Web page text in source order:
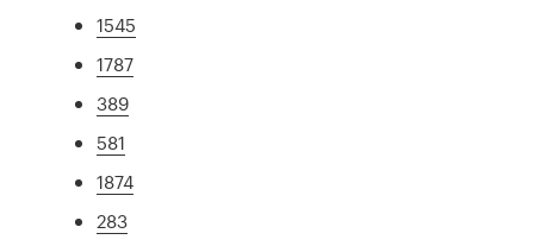
1545
1787
389
581
1874
283